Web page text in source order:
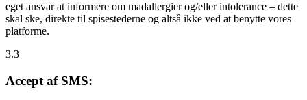
eget ansvar at informere om madallergier og/eller intolerance – dette
skal ske, direkte til spisestederne og altså ikke ved at benytte vores
platforme.
3.3
Accept af SMS: